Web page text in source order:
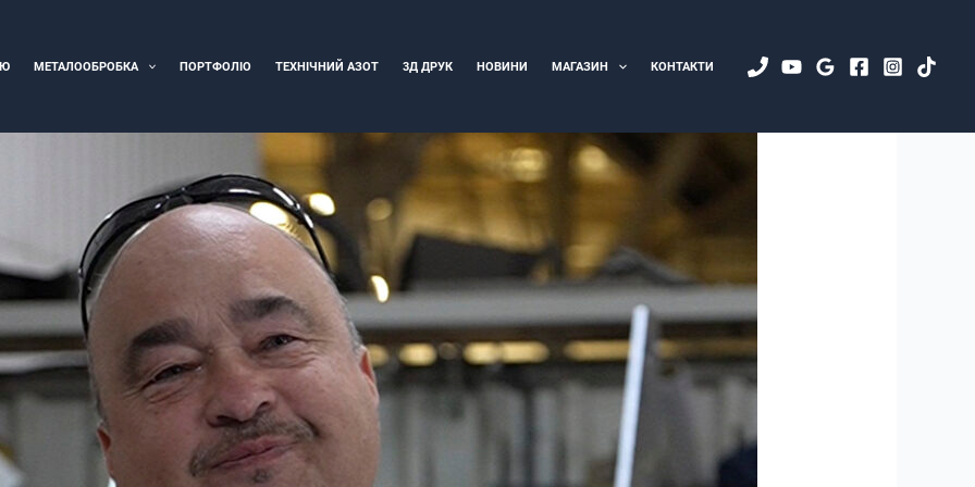
МЕТАЛООБРОБКА ПОРТФОЛІО ТЕХНІЧНИЙ АЗОТ 3Д ДРУК НОВИНИ МАГАЗИН КОНТАКТИ